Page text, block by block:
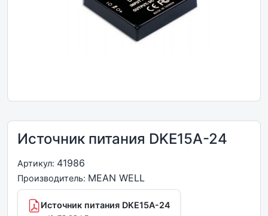
Источник питания DKE15A-24
Артикул: 41986
Производитель: MEAN WELL
Источник питания DKE15A-24